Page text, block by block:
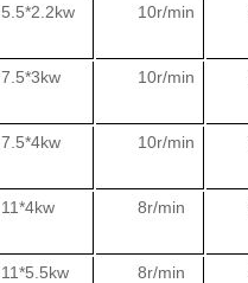
5.5*2.2kw 10r/min
7.5*3kw 10r/min
7.5*4kw 10r/min
11*4kw 8r/min
11*5.5kw 8r/min